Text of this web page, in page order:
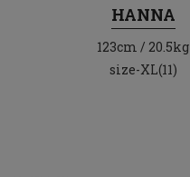
HANNA
123cm / 20.5kg
size-XL(11)